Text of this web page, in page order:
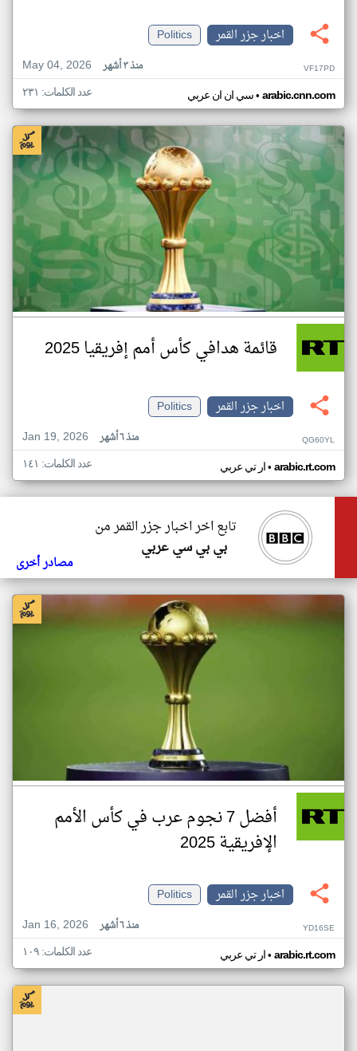
اخبار جزر القمر
Politics
May 04, 2026
منذ ٣ أشهر VF17PD
سي ان ان عربي• arabic.cnn.com عدد الكلمات: ٢٣١
قائمة هدافي كأس أمم إفريقيا 2025
اخبار جزر القمر
Politics
Jan 19, 2026
منذ ٦ أشهر QG60YL
ار تي عربي• arabic.rt.com عدد الكلمات: ١٤١
تابع اخر اخبار جزر القمر من
بي بي سي عربي
مصادر أخرى
أفضل 7 نجوم عرب في كأس الأمم
الإفريقية 2025
اخبار جزر القمر
Politics
Jan 16, 2026
منذ ٦ أشهر YD16SE
ار تي عربي• arabic.rt.com عدد الكلمات: ١٠٩